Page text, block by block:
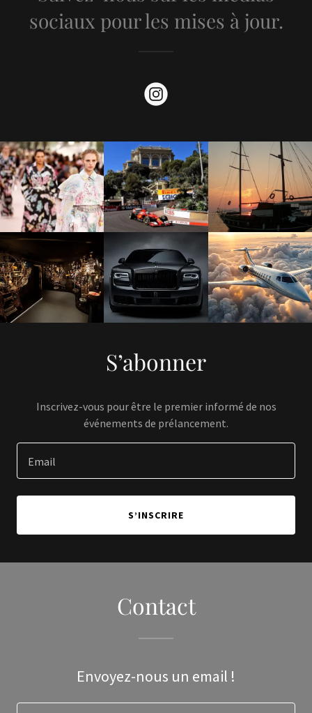
sociaux pour les mises à jour.
S’abonner
Inscrivez-vous pour être le premier informé de nos
événements de prélancement.
Email
S’INSCRIRE
Contact
Envoyez-nous un email !